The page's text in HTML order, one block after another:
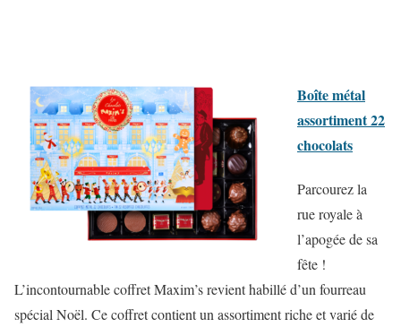
Boîte métal
assortiment 22
chocolats
Parcourez la
rue royale à
l’apogée de sa
fête !
L’incontournable coffret Maxim’s revient habillé d’un fourreau
spécial Noël. Ce coffret contient un assortiment riche et varié de